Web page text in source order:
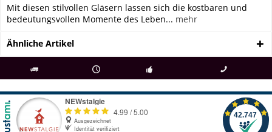
Mit diesen stilvollen Gläsern lassen sich die kostbaren und
bedeutungsvollen Momente des Leben... mehr
Ähnliche Artikel
ab € 69 Bestellwert seit 98 Jahren Fachgeschäft + telefonisch erreichbar
09497 1511